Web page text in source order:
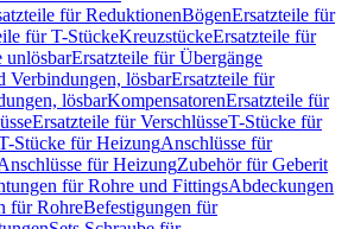
für ReduktionenBögenErsatzteile für
für T-StückeKreuzstückeErsatzteile für
unlösbarErsatzteile für Übergänge
Verbindungen, lösbarErsatzteile für
lösbarKompensatorenErsatzteile für
Ersatzteile für VerschlüsseT-Stücke für
Stücke für HeizungAnschlüsse für
für HeizungZubehör für Geberit
für Rohre und FittingsAbdeckungen
für RohreBefestigungen für